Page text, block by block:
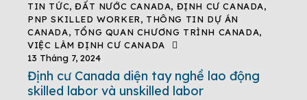
TIN TỨC,ĐẤT NƯỚC CANADA, ĐỊNH CƯ CANADA,
PNP SKILLED WORKER, THÔNG TIN DỰ ÁN
CANADA, TỔNG QUAN CHƯƠNG TRÌNH CANADA,
VIỆC LÀM ĐỊNH CƯ CANADA
13 Tháng 7, 2024
Định cư Canada diện tay nghề lao động
skilled labor và unskilled labor